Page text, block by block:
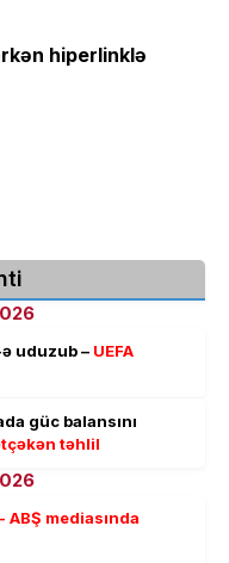
hiperlinklə
uduzub – UEFA
güc balansını
təhlil
- ABŞ mediasında